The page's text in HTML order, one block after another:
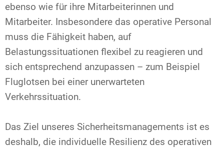
Geschäftspartner
Forschung und
Umweltmanagement
Freizeitaktivitäten
Statistiken
IFR-/VFR-
ebenso wie für ihre Mitarbeiterinnen und
Mitarbeiter. Insbesondere das operative Personal
muss die Fähigkeit haben, auf
Belastungssituationen flexibel zu reagieren und
sich entsprechend anzupassen – zum Beispiel
Fluglotsen bei einer unerwarteten
Verkehrssituation.
Das Ziel unseres Sicherheitsmanagements ist es
deshalb, die individuelle Resilienz des operativen